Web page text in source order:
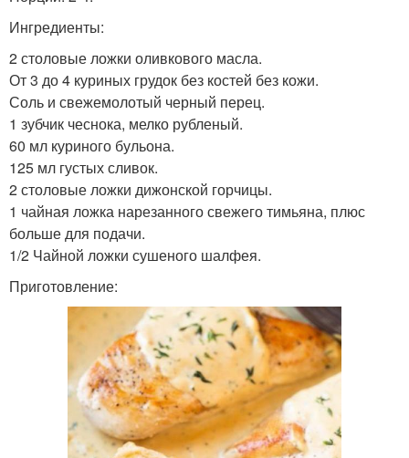
Ингредиенты:
2 столовые ложки оливкового масла.
От 3 до 4 куриных грудок без костей без кожи.
Соль и свежемолотый черный перец.
1 зубчик чеснока, мелко рубленый.
60 мл куриного бульона.
125 мл густых сливок.
2 столовые ложки дижонской горчицы.
1 чайная ложка нарезанного свежего тимьяна, плюс
больше для подачи.
1/2 Чайной ложки сушеного шалфея.
Приготовление: